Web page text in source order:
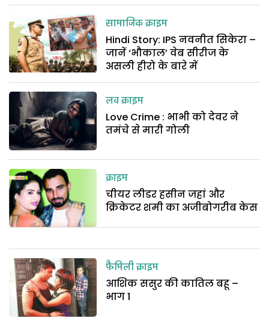
सामाजिक क्राइम
Hindi Story: IPS नवनीत सिकेरा –
जानें ‘भौकाल’ वेब सीरीज के
असली हीरो के बारे में
लव क्राइम
Love Crime : भाभी को देवर ने
तमंचे से मारी गोली
क्राइम
चीयर लीडर हसीन जहां और
क्रिकेटर शमी का अजीबोगरीब केस
फैमिली क्राइम
आशिक ससुर की कातिल बहू –
भाग 1